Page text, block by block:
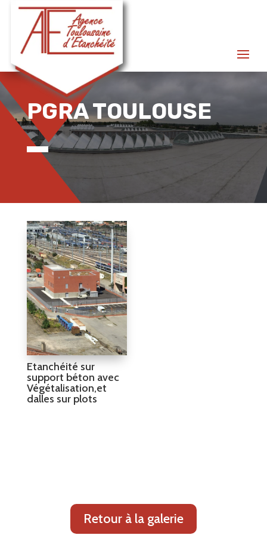
PGRA TOULOUSE
Etanchéité sur
support béton avec
Végétalisation,et
dalles sur plots
Retour à la galerie